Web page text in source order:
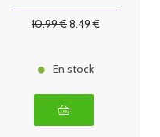
10.99€8.49 €
En stock